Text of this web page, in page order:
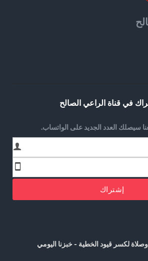
في قناة الراعي الصالح
سيصلك العدد الجديد على الواتساب.
إشتراك
وصلاة لكسر قيود الخطية - خبزنا اليومي